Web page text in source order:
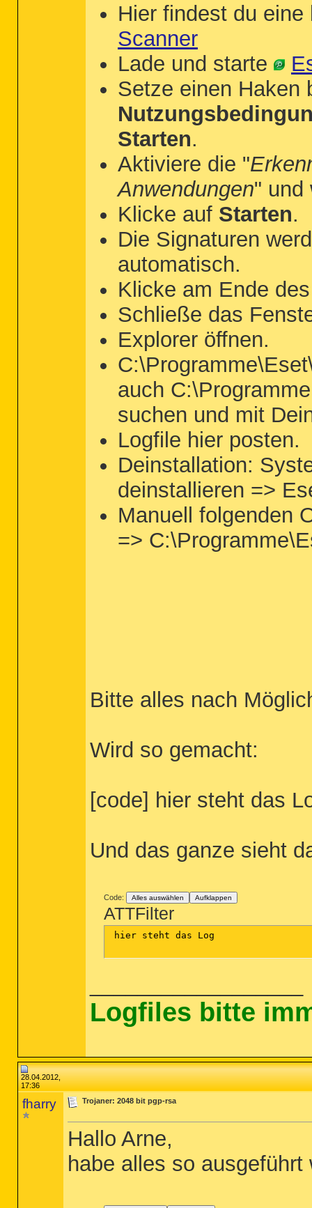
Hier findest du
Scanner
Lade und starte
Setze einen Haken
Starten.
Aktiviere die "
Anwendungen" und
Klicke auf Starten.
Die Signaturen
automatisch.
Klicke am Ende
Schließe das
Explorer öffnen.
auch
suchen und mit
Logfile hier posten.
Deinstallation:
deinstallieren =>
Manuell folgenden
=>
Bitte alles nach
Wird so gemacht:
[code] hier steht das
Und das ganze sieht
Code: Alles auswählen Aufklappen
ATTFilter
hier steht das Log
Logfiles bitte
28.04.2012,
17:36
fharry Trojaner: 2048 bit pgp-rsa
Hallo Arne,
habe alles so ausgeführt